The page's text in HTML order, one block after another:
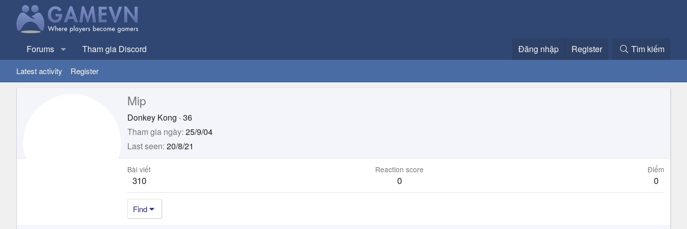
Forums Tham gia Discord Đăng nhập Register Tìm kiếm
Latest activity Register
Mip
Donkey Kong · 36
Tham gia ngày 25/9/04
Last seen 20/8/21
Bài viết
310
Reaction score
0
Điểm
0
Find